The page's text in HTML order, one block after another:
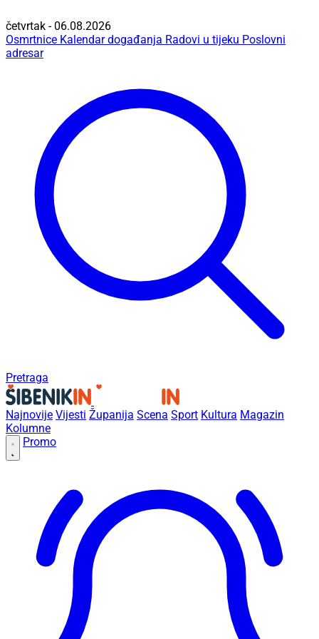
četvrtak - 06.08.2026
Osmrtnice Kalendar događanja Radovi u tijeku Poslovni
adresar
Pretraga
Najnovije Vijesti Županija Scena Sport Kultura Magazin
Kolumne
Promo